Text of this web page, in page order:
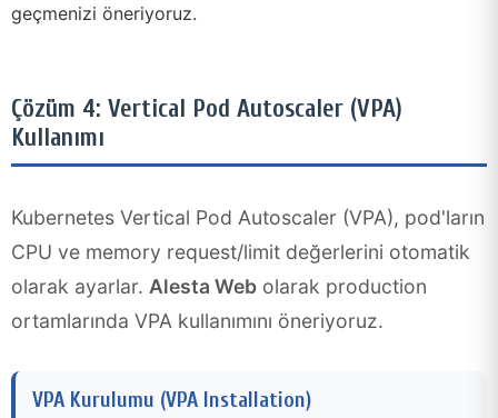
geçmenizi öneriyoruz.
Çözüm 4: Vertical Pod Autoscaler (VPA)
Kullanımı
Kubernetes Vertical Pod Autoscaler (VPA), pod'ların
CPU ve memory request/limit değerlerini otomatik
olarak ayarlar. Alesta Web olarak production
ortamlarında VPA kullanımını öneriyoruz.
VPA Kurulumu (VPA Installation)